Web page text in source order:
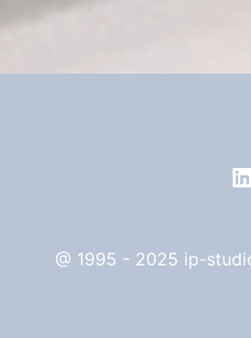
@ 1995 - 2025 ip-